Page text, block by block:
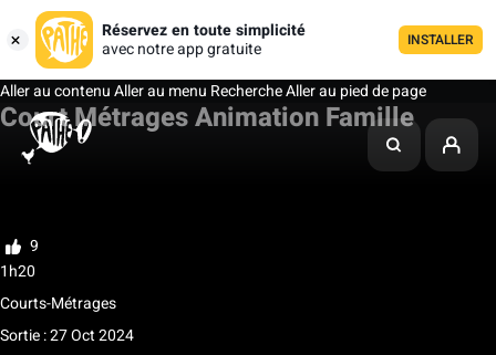
Réservez en toute simplicité
avec notre app gratuite
INSTALLER
Aller au contenuAller au menu RechercheAller au pied de page
Court Métrages Animation Famille
Ma liste
9
1h20
Courts-Métrages
Sortie : 27 Oct 2024